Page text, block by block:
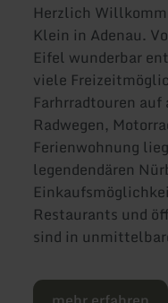
Herzlich
Klein in Adenau.
Eifel wunderbar
viele
Farhrradtouren auf
Radwegen,
Ferienwohnung
legendendären
Restaurants und
sind in